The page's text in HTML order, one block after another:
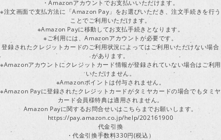
・Amazonアカウントでお支払いいただけます。
※注文画面で支払方法に「Amazon Pay」をお選びいただき、注文手続きを行う
ことでご利用いただけます。
※Amazon Payに移動してお支払手続きとなります。
※ご利用には、Amazonアカウントが必要です。
登録されたクレジットカードのご利用状況によってはご利用いただけない場合
があります。
※Amazonアカウントにクレジットカード情報が登録されていない場合はご利用
いただけません。
※Amazonポイントは付与されません。
※Amazon Payに登録されたクレジットカードがタミヤカードの場合でもタミヤ
カード会員様特典は適用されません。
Amazon Payに関するお問合せいはこちらまでお願いします。
https://pay.amazon.co.jp/help/202161900
代金引換
・代金引換手数料330円(税込）